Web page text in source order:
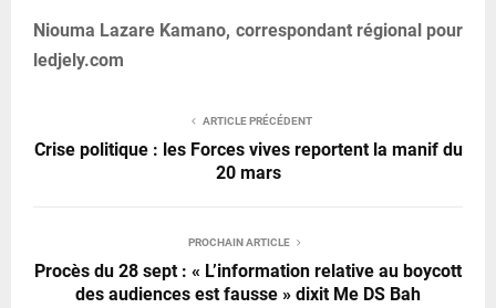
Niouma Lazare Kamano, correspondant régional pour
ledjely.com
ARTICLE PRÉCÉDENT
Crise politique : les Forces vives reportent la manif du
20 mars
PROCHAIN ARTICLE
Procès du 28 sept : « L’information relative au boycott
des audiences est fausse » dixit Me DS Bah